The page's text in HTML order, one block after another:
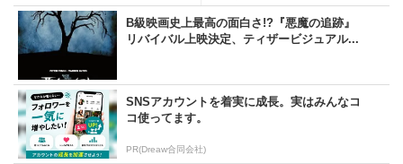
B級映画史上最高の面白さ!?『悪魔の追跡』
リバイバル上映決定、ティザービジュアル...
SNSアカウントを着実に成長。実はみんなコ
コ使ってます。
PR(Dreaw合同会社)